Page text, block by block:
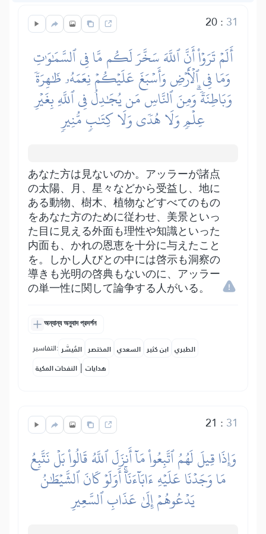
20: 31
أَلَمۡ تَرَوۡاْ أَنَّ ٱللَّهَ سَخَّرَ لَكُم مَّا فِي ٱلسَّمَٰوَٰتِ
وَمَا فِي ٱلۡأَرۡضِ وَأَسۡبَغَ عَلَيۡكُمۡ نِعَمَهُۥ ظَٰهِرَةٗ
وَبَاطِنَةٗۗ وَمِنَ ٱلنَّاسِ مَن يُجَٰدِلُ فِي ٱللَّهِ بِغَيۡرِ
عِلۡمٖ وَلَا هُدٗى وَلَا كِتَٰبٖ مُّنِيرٖ
あなた方は見ないのか。アッラーが諸点
の太陽、月、星々などから受益し、地に
ある動物、樹木、植物などすべてのもの
をあなた方のために従わせ、美景といっ
た目に見える外面も理性や知識といった
内面も、かれの恩恵を十分に与えたこと
を。しかし人びとの中には啓示も洞察の
導きも光明の啓典もないのに、アッラー
の単一性に関して論争する人がいる。
অন্যান্য অনুবাদ প্রদর্শন
التفاسير: المُيسَّر المختصر السعدي ابن كثير الطبري
النفحات المكية | هدايات
21 : 31
وَإِذَا قِيلَ لَهُمُ ٱتَّبِعُواْ مَآ أَنزَلَ ٱللَّهُ قَالُواْ بَلۡ نَتَّبِعُ
مَا وَجَدۡنَا عَلَيۡهِ ءَابَآءَنَآۚ أَوَلَوۡ كَانَ ٱلشَّيۡطَٰنُ
يَدۡعُوهُمۡ إِلَىٰ عَذَابِ ٱلسَّعِيرِ